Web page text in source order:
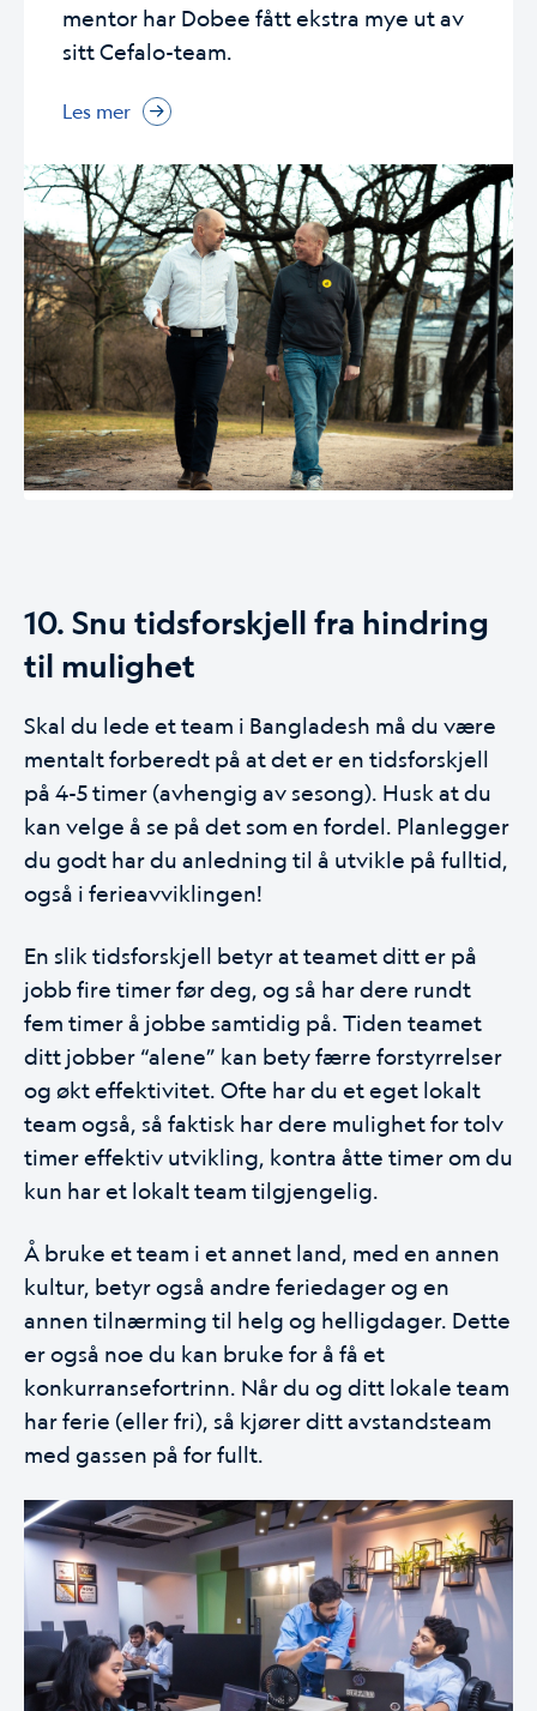
mentor har Dobee fått ekstra mye ut av
sitt Cefalo-team.
Les mer
10. Snu tidsforskjell fra hindring
til mulighet
Skal du lede et team i Bangladesh må du være
mentalt forberedt på at det er en tidsforskjell
på 4-5 timer (avhengig av sesong). Husk at du
kan velge å se på det som en fordel. Planlegger
du godt har du anledning til å utvikle på fulltid,
også i ferieavviklingen!
En slik tidsforskjell betyr at teamet ditt er på
jobb fire timer før deg, og så har dere rundt
fem timer å jobbe samtidig på. Tiden teamet
ditt jobber “alene” kan bety færre forstyrrelser
og økt effektivitet. Ofte har du et eget lokalt
team også, så faktisk har dere mulighet for tolv
timer effektiv utvikling, kontra åtte timer om du
kun har et lokalt team tilgjengelig.
Å bruke et team i et annet land, med en annen
kultur, betyr også andre feriedager og en
annen tilnærming til helg og helligdager. Dette
er også noe du kan bruke for å få et
konkurransefortrinn. Når du og ditt lokale team
har ferie (eller fri), så kjører ditt avstandsteam
med gassen på for fullt.